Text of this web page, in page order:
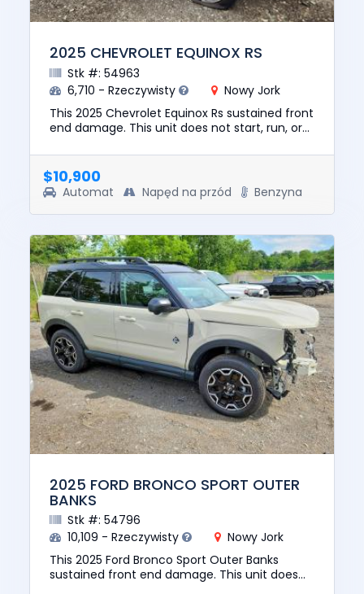
2025 CHEVROLET EQUINOX RS
Stk #: 54963
6,710 - Rzeczywisty
Nowy Jork
This 2025 Chevrolet Equinox Rs sustained front
end damage. This unit does not start, run, or
was $33885. Th...
$10,900
Automat Napęd na przód Benzyna
2025 FORD BRONCO SPORT OUTER
BANKS
Stk #: 54796
10,109 - Rzeczywisty
Nowy Jork
This 2025 Ford Bronco Sport Outer Banks
sustained front end damage. This unit does